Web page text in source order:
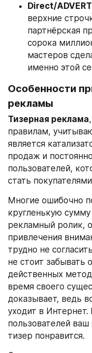
Direct/
верхние
партнёрская
сорока
мастеров
именно этой
Особенности
рекламы
Тизерная реклама
правилам,
является
продаж и
пользователей,
стать
Многие ошибочно
кругленькую
рекламный ролик,
привлечения
трудно не
не стоит забывать
действенных
время своего
доказывает, ведь
уходит в
пользователей
тизер понравится.